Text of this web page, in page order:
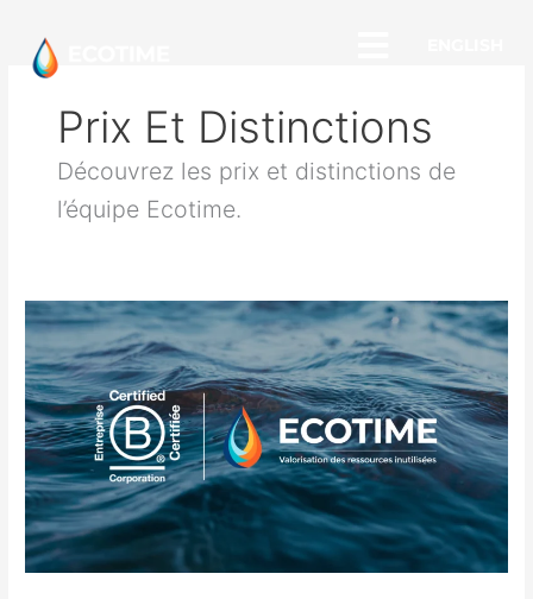
contenu
Prix Et Distinctions
Découvrez les prix et distinctions de
l’équipe Ecotime.
Ecotime
certifiée
B
Corp:
l’impact
au
cœur
du
modèle
depuis
le